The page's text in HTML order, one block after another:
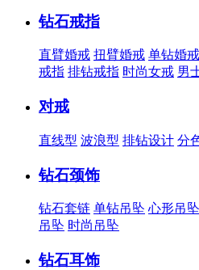
钻石戒指
直臂婚戒 扭臂婚戒 单钻婚戒
戒指 排钻戒指 时尚女戒 男
对戒
直线型 波浪型 排钻设计 分
钻石颈饰
钻石套链 单钻吊坠 心形吊坠
吊坠 时尚吊坠
钻石耳饰